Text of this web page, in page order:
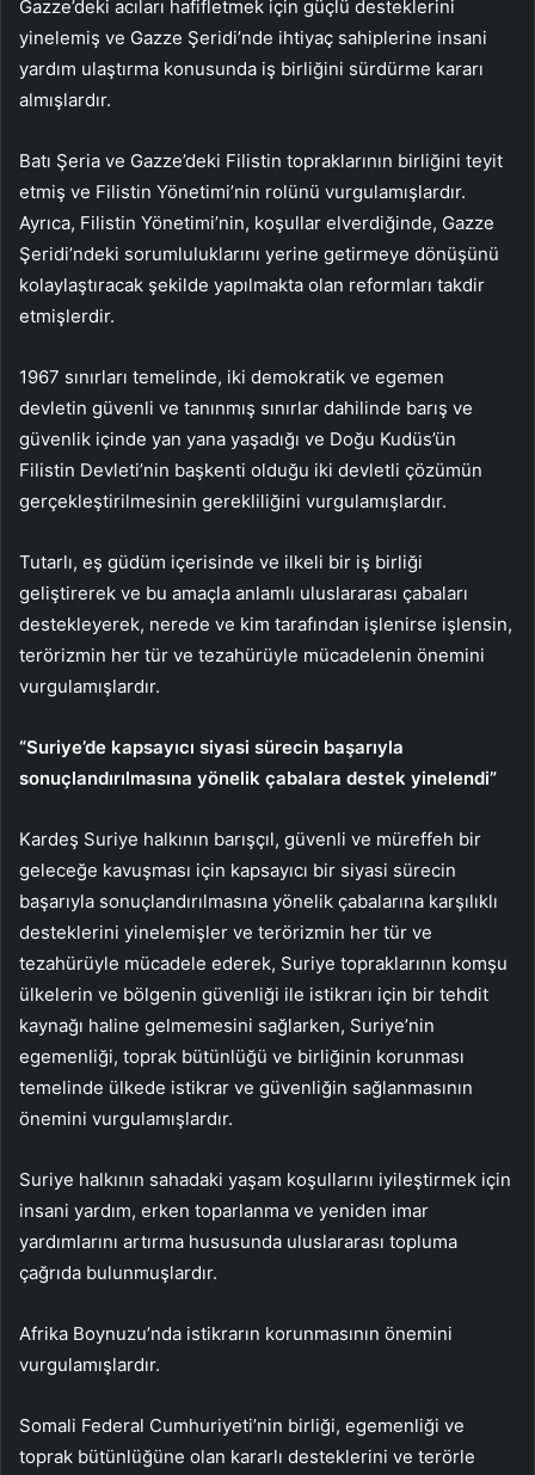
Gazze’deki acıları hafifletmek için güçlü desteklerini
yinelemiş ve Gazze Şeridi’nde ihtiyaç sahiplerine insani
yardım ulaştırma konusunda iş birliğini sürdürme kararı
almışlardır.
Batı Şeria ve Gazze’deki Filistin topraklarının birliğini teyit
etmiş ve Filistin Yönetimi’nin rolünü vurgulamışlardır.
Ayrıca, Filistin Yönetimi’nin, koşullar elverdiğinde, Gazze
Şeridi’ndeki sorumluluklarını yerine getirmeye dönüşünü
kolaylaştıracak şekilde yapılmakta olan reformları takdir
etmişlerdir.
1967 sınırları temelinde, iki demokratik ve egemen
devletin güvenli ve tanınmış sınırlar dahilinde barış ve
güvenlik içinde yan yana yaşadığı ve Doğu Kudüs’ün
Filistin Devleti’nin başkenti olduğu iki devletli çözümün
gerçekleştirilmesinin gerekliliğini vurgulamışlardır.
Tutarlı, eş güdüm içerisinde ve ilkeli bir iş birliği
geliştirerek ve bu amaçla anlamlı uluslararası çabaları
destekleyerek, nerede ve kim tarafından işlenirse işlensin,
terörizmin her tür ve tezahürüyle mücadelenin önemini
vurgulamışlardır.
“Suriye’de kapsayıcı siyasi sürecin başarıyla
sonuçlandırılmasına yönelik çabalara destek yinelendi”
Kardeş Suriye halkının barışçıl, güvenli ve müreffeh bir
geleceğe kavuşması için kapsayıcı bir siyasi sürecin
başarıyla sonuçlandırılmasına yönelik çabalarına karşılıklı
desteklerini yinelemişler ve terörizmin her tür ve
tezahürüyle mücadele ederek, Suriye topraklarının komşu
ülkelerin ve bölgenin güvenliği ile istikrarı için bir tehdit
kaynağı haline gelmemesini sağlarken, Suriye’nin
egemenliği, toprak bütünlüğü ve birliğinin korunması
temelinde ülkede istikrar ve güvenliğin sağlanmasının
önemini vurgulamışlardır.
Suriye halkının sahadaki yaşam koşullarını iyileştirmek için
insani yardım, erken toparlanma ve yeniden imar
yardımlarını artırma hususunda uluslararası topluma
çağrıda bulunmuşlardır.
Afrika Boynuzu’nda istikrarın korunmasının önemini
vurgulamışlardır.
Somali Federal Cumhuriyeti’nin birliği, egemenliği ve
toprak bütünlüğüne olan kararlı desteklerini ve terörle